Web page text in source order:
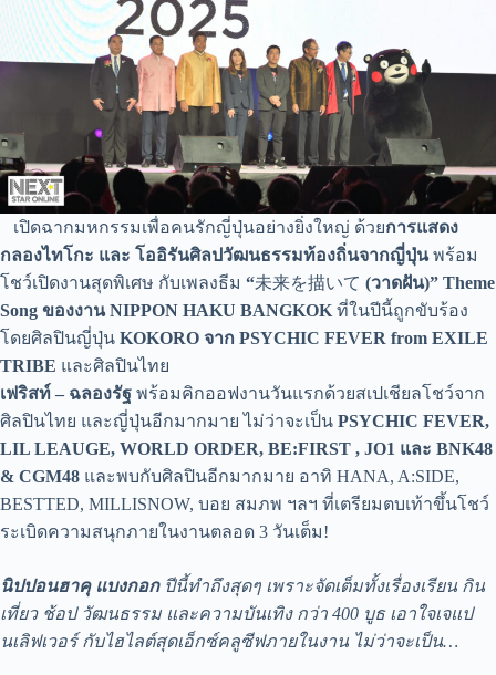
เปิดฉากมหกรรมเพื่อคนรักญี่ปุ่นอย่างยิ่งใหญ่ ด้วยการแสดง
กลองไทโกะ และ โออิรันศิลปวัฒนธรรมท้องถิ่นจากญี่ปุ่นพร้อม
โชว์เปิดงานสุดพิเศษ กับเพลงธีม “未来を描いて (วาดฝัน)” Theme
Song ของงาน NIPPON HAKU BANGKOK ที่ในปีนี้ถูกขับร้อง
โดยศิลปินญี่ปุ่น KOKORO จาก PSYCHIC FEVER from EXILE
TRIBE และศิลปินไทย
เฟริสท์ – ฉลองรัฐ พร้อมคิกออฟงานวันแรกด้วยสเปเชียลโชว์จาก
ศิลปินไทย และญี่ปุ่นอีกมากมาย ไม่ว่าจะเป็น PSYCHIC FEVER,
LIL LEAUGE, WORLD ORDER, BE:FIRST , JO1 และ BNK48
& CGM48 และพบกับศิลปินอีกมากมาย อาทิ HANA, A:SIDE,
BESTTED, MILLISNOW, บอย สมภพ ฯลฯ ที่เตรียมตบเท้าขึ้นโชว์
ระเบิดความสนุกภายในงานตลอด 3 วันเต็ม!
นิปปอนฮาคุ แบงกอกปีนี้ทำถึงสุดๆ เพราะจัดเต็มทั้งเรื่องเรียน กิน
เที่ยว ช้อป วัฒนธรรม และความบันเทิง กว่า 400 บูธ เอาใจเจแป
นเลิฟเวอร์ กับไฮไลต์สุดเอ็กซ์คลูซีฟภายในงาน ไม่ว่าจะเป็น…